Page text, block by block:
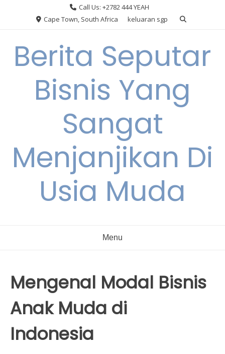
Call Us: +2782 444 YEAH
Cape Town, South Africa
keluaran sgp
Berita Seputar
Bisnis Yang
Sangat
Menjanjikan Di
Usia Muda
Menu
Mengenal Modal Bisnis
Anak Muda di
Indonesia